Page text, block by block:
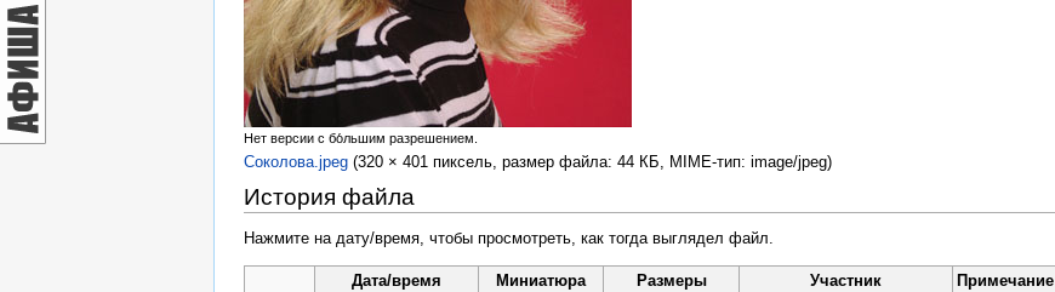
Нет версии с бо́льшим разрешением.
Соколова.jpeg (320 × 401 пиксель, размер файла: 44 КБ, MIME-тип: image/jpeg)
История файла
Нажмите на дату/время, чтобы просмотреть, как тогда выглядел файл.
Дата/время Миниатюра Размеры Участник
Примечание